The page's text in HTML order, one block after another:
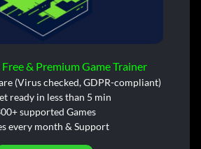
& Premium Game Trainer
(Virus checked, GDPR-compliant)
ready in less than 5 min
supported Games
every month & Support